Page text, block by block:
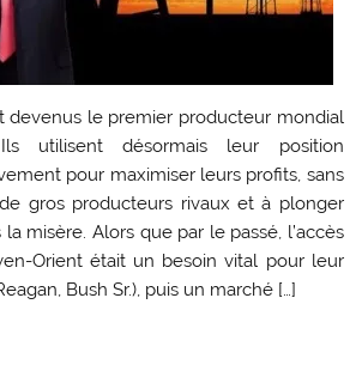
devenus le premier producteur mondial
Ils utilisent désormais leur position
pour maximiser leurs profits, sans
gros producteurs rivaux et à plonger
misère. Alors que par le passé, l’accès
Orient était un besoin vital pour leur
Bush Sr.), puis un marché […]